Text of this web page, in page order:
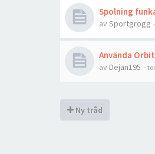
Spolning
av Sportgrogg
Använda
av Dejan195 -
Ny tråd